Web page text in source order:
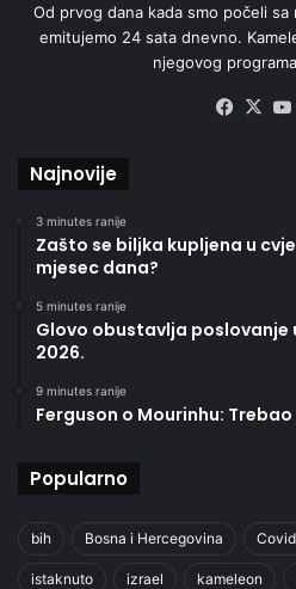
Od prvog dana kada smo počeli sa
emitujemo 24 sata dnevno.
njegovog
X
Najnovije
3 minutes ranije
Zašto se biljka kupljena u
mjesec dana?
5 minutes ranije
Glovo obustavlja poslovanje
2026.
9 minutes ranije
Ferguson o Mourinhu:
Popularno
bih Bosna i Hercegovina
istaknuto izrael kameleon